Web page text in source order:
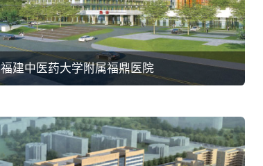
福建中医药大学附属福鼎医院